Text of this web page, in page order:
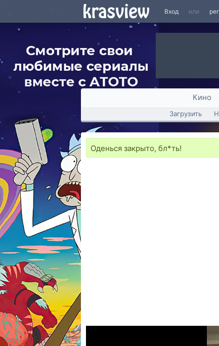
Вход или
Кино
Загрузить
Оденься закрыто, бл*ть!